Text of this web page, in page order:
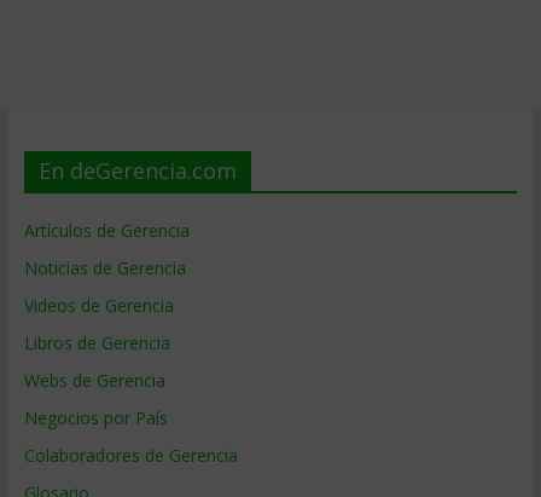
En deGerencia.com
Artículos de Gerencia
Noticias de Gerencia
Videos de Gerencia
Libros de Gerencia
Webs de Gerencia
Negocios por País
Colaboradores de Gerencia